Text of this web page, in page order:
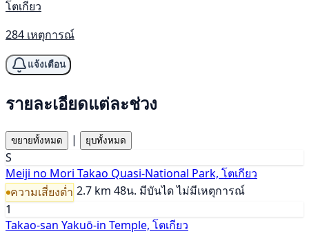
โตเกียว
284 เหตุการณ์
แจ้งเตือน
รายละเอียดแต่ละช่วง
ขยายทั้งหมด | ยุบทั้งหมด
S
Meiji no Mori Takao Quasi-National Park, โตเกียว
ความเสี่ยงต่ำ 2.7 km 48น. มีบันไดไม่มีเหตุการณ์
1
Takao-san Yakuō-in Temple, โตเกียว